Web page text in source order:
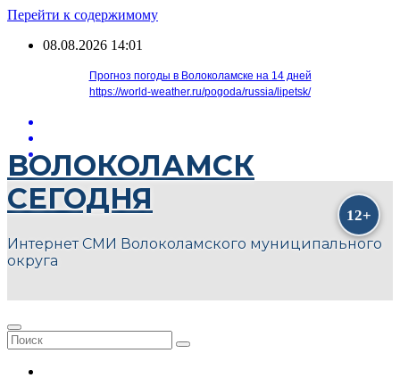
Перейти к содержимому
08.08.2026 14:01
Прогноз погоды в Волоколамске на 14 дней
https://world-weather.ru/pogoda/russia/lipetsk/
ВОЛОКОЛАМСК
СЕГОДНЯ
Интернет СМИ Волоколамского муниципального
округа